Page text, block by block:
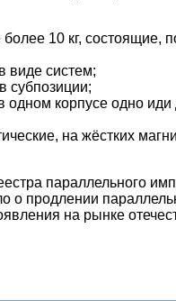
10 кг, состоящие,
виде систем;
субпозиции;
корпусе одно иди
на жёстких
параллельного
продлении
на рынке